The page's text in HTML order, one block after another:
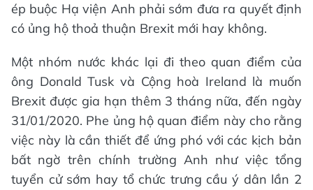
ép buộc Hạ viện Anh phải sớm đưa ra quyết định
có ủng hộ thoả thuận Brexit mới hay không.
Một nhóm nước khác lại đi theo quan điểm của
ông Donald Tusk và Cộng hoà Ireland là muốn
Brexit được gia hạn thêm 3 tháng nữa, đến ngày
31/01/2020. Phe ủng hộ quan điểm này cho rằng
việc này là cần thiết để ứng phó với các kịch bản
bất ngờ trên chính trường Anh như việc tổng
tuyển cử sớm hay tổ chức trưng cầu ý dân lần 2